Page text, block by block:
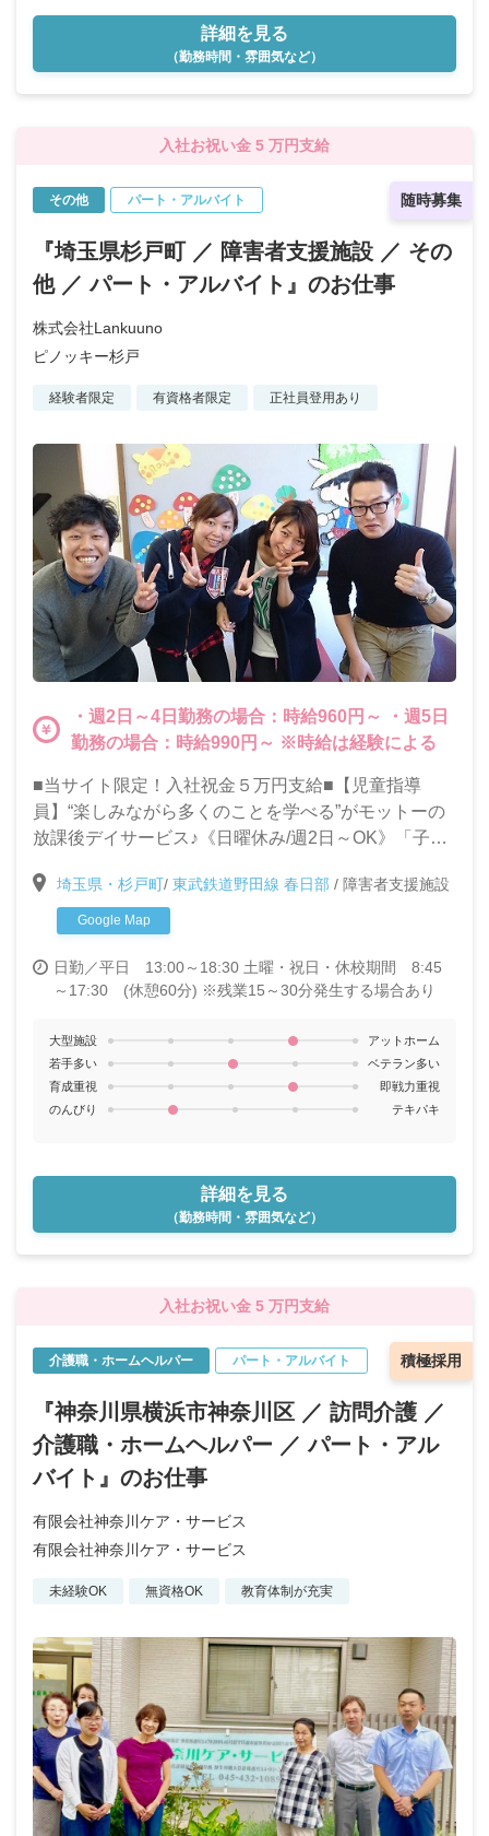
詳細を見る
（勤務時間・雰囲気など）
入社お祝い金 5 万円支給
随時募集
その他 パート・アルバイト
『埼玉県杉戸町 ／ 障害者支援施設 ／ その
他 ／ パート・アルバイト』のお仕事
株式会社Lankuuno
ピノッキー杉戸
経験者限定 有資格者限定 正社員登用あり
・週2日～4日勤務の場合：時給960円～ ・週5日
勤務の場合：時給990円～ ※時給は経験による
■当サイト限定！入社祝金５万円支給■【児童指導
員】“楽しみながら多くのことを学べる”がモットーの
放課後デイサービス♪《日曜休み/週2日～OK》「子ど
したい」そんな方も歓迎します★
埼玉県・杉戸町/ 東武鉄道野田線 春日部 / 障害者支援施設
Google Map
日勤／平日 13:00～18:30 土曜・祝日・休校期間 8:45
～17:30 (休憩60分) ※残業15～30分発生する場合あり
大型施設
アットホーム
若手多い
ベテラン多い
育成重視
即戦力重視
のんびり
テキパキ
詳細を見る
（勤務時間・雰囲気など）
入社お祝い金 5 万円支給
積極採用
介護職・ホームヘルパー パート・アルバイト
『神奈川県横浜市神奈川区 ／ 訪問介護 ／
介護職・ホームヘルパー ／ パート・アル
バイト』のお仕事
有限会社神奈川ケア・サービス
有限会社神奈川ケア・サービス
未経験OK 無資格OK 教育体制が充実